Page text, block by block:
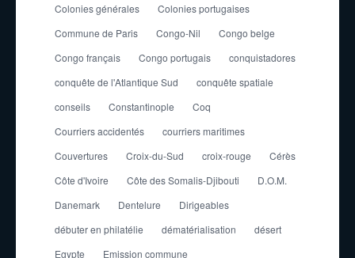
Colonies générales
Colonies portugaises
Commune de Paris
Congo-Nil
Congo belge
Congo français
Congo portugais
conquistadores
conquête de l'Atlantique Sud
conquête spatiale
conseils
Constantinople
Coq
Courriers accidentés
courriers maritimes
Couvertures
Croix-du-Sud croix-rouge
Cérès
Côte d'Ivoire
Côte des Somalis-Djibouti
D.O.M.
Danemark
Dentelure
Dirigeables
débuter en philatélie
dématérialisation
désert
Egypte
Emission commune